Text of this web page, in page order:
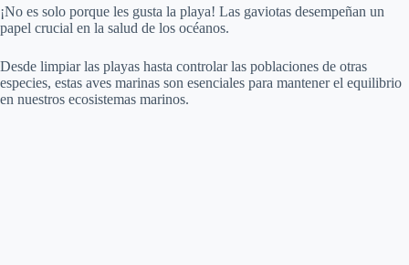
¡No es solo porque les gusta la playa! Las gaviotas desempeñan un
papel crucial en la salud de los océanos.
Desde limpiar las playas hasta controlar las poblaciones de otras
especies, estas aves marinas son esenciales para mantener el equilibrio
en nuestros ecosistemas marinos.